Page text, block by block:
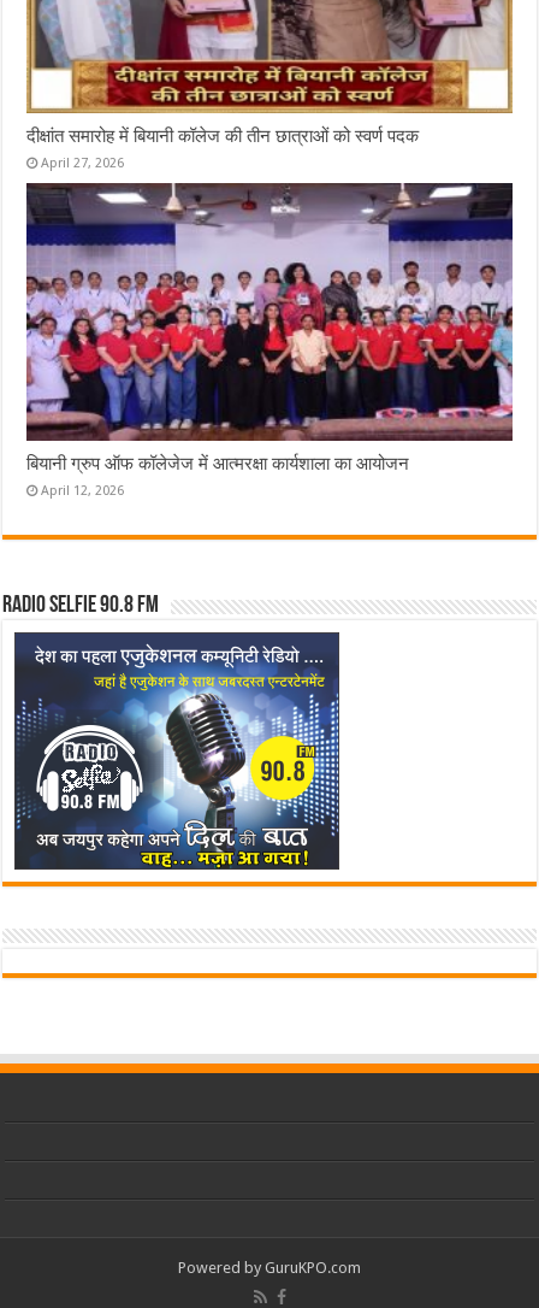
दीक्षांत समारोह में बियानी कॉलेज की तीन छात्राओं को स्वर्ण पदक
April 27, 2026
बियानी ग्रुप ऑफ कॉलेजेज में आत्मरक्षा कार्यशाला का आयोजन
April 12, 2026
Radio Selfie 90.8 FM
Powered by GuruKPO.com